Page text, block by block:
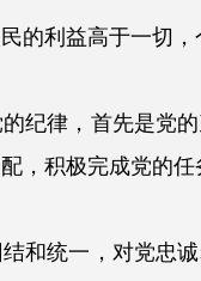
利益高于一切，
律，首先是党的
，积极完成党的任
统一，对党忠诚